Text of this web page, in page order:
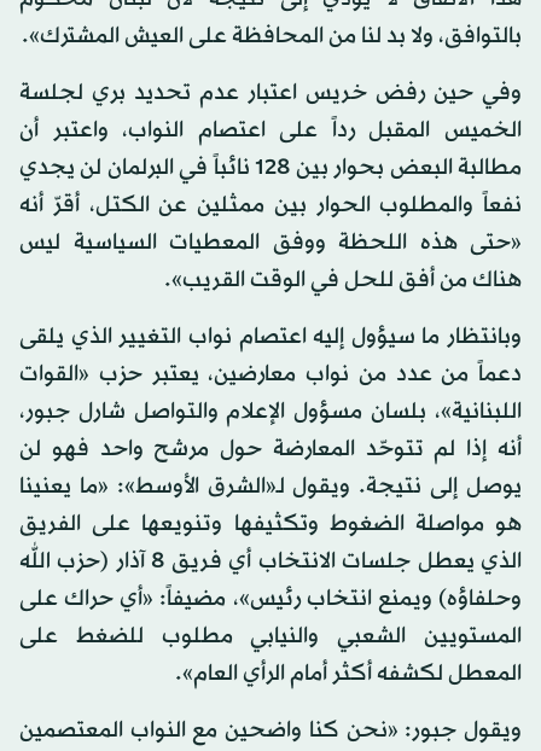
بالتوافق، ولا بد لنا من المحافظة على العيش المشترك».
وفي حين رفض خريس اعتبار عدم تحديد بري لجلسة
الخميس المقبل رداً على اعتصام النواب، واعتبر أن
مطالبة البعض بحوار بين 128 نائباً في البرلمان لن يجدي
نفعاً والمطلوب الحوار بين ممثلين عن الكتل، أقرّ أنه
«حتى هذه اللحظة ووفق المعطيات السياسية ليس
هناك من أفق للحل في الوقت القريب».
وبانتظار ما سيؤول إليه اعتصام نواب التغيير الذي يلقى
دعماً من عدد من نواب معارضين، يعتبر حزب «القوات
اللبنانية»، بلسان مسؤول الإعلام والتواصل شارل جبور،
أنه إذا لم تتوحّد المعارضة حول مرشح واحد فهو لن
يوصل إلى نتيجة. ويقول لـ«الشرق الأوسط»: «ما يعنينا
هو مواصلة الضغوط وتكثيفها وتنويعها على الفريق
الذي يعطل جلسات الانتخاب أي فريق 8 آذار (حزب الله
وحلفاؤه) ويمنع انتخاب رئيس»، مضيفاً: «أي حراك على
المستويين الشعبي والنيابي مطلوب للضغط على
المعطل لكشفه أكثر أمام الرأي العام».
ويقول جبور: «نحن كنا واضحين مع النواب المعتصمين